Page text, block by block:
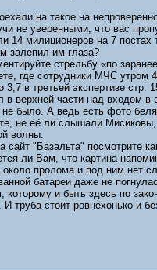
на такое на
не уверенными, что вас
14 милиционеров на 7
залепил им глаза?
стрельбу «по
где сотрудники МЧС утром
в третьей экспертизе стр.
в верхней части над входом
не было. А ведь есть фото
не её ли слышали Мисиковы,
волны.
сайт "Базальта" посмотрите
ли Вам, что картина
пролома и под ним нет
батареи даже не
которому и быть здесь по
И труба стоит ровнёхонько и